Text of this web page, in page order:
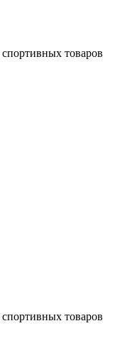
товаров
товаров